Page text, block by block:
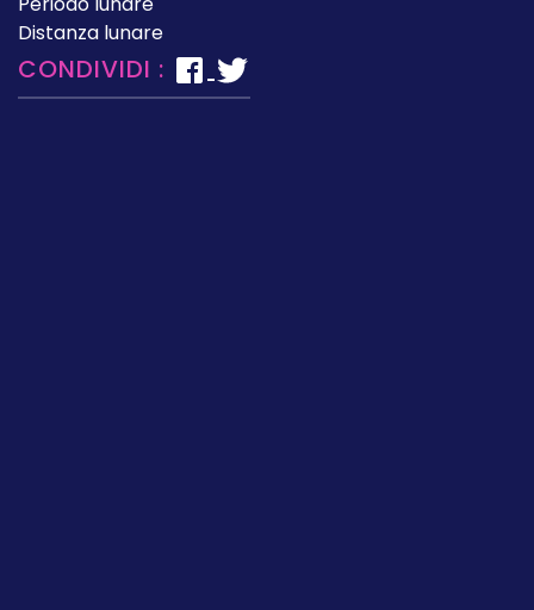
Distanza lunare
CONDIVIDI :